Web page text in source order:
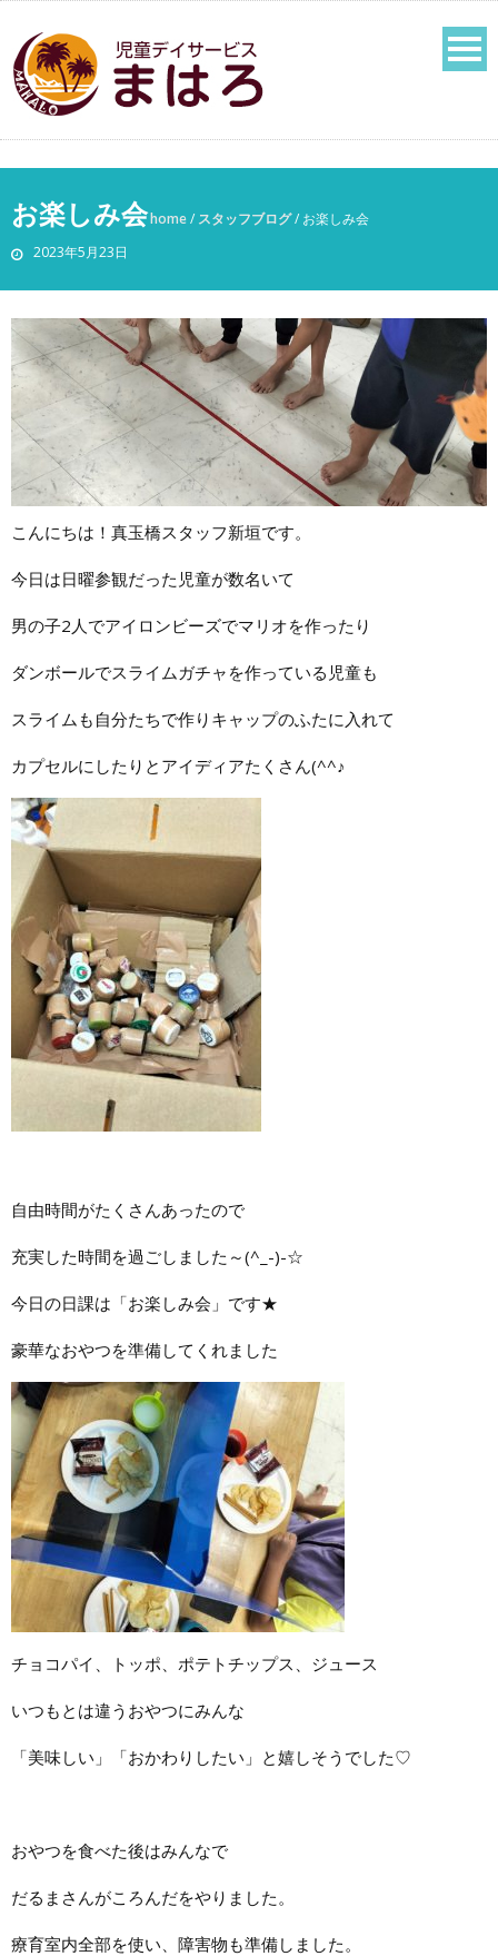
お楽しみ会
2023年5月23日
home/ スタッフブログ/ お楽しみ会
こんにちは！真玉橋スタッフ新垣です。
今日は日曜参観だった児童が数名いて
男の子2人でアイロンビーズでマリオを作ったり
ダンボールでスライムガチャを作っている児童も
スライムも自分たちで作りキャップのふたに入れて
カプセルにしたりとアイディアたくさん(^^♪
自由時間がたくさんあったので
充実した時間を過ごしました～(^_-)-☆
今日の日課は「お楽しみ会」です★
豪華なおやつを準備してくれました
チョコパイ、トッポ、ポテトチップス、ジュース
いつもとは違うおやつにみんな
「美味しい」「おかわりしたい」と嬉しそうでした♡
おやつを食べた後はみんなで
だるまさんがころんだをやりました。
療育室内全部を使い、障害物も準備しました。